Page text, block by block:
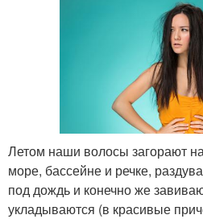
Летом наши волосы загорают
море, бассейне и речке,
под дождь и конечно же
укладываются (в красивые